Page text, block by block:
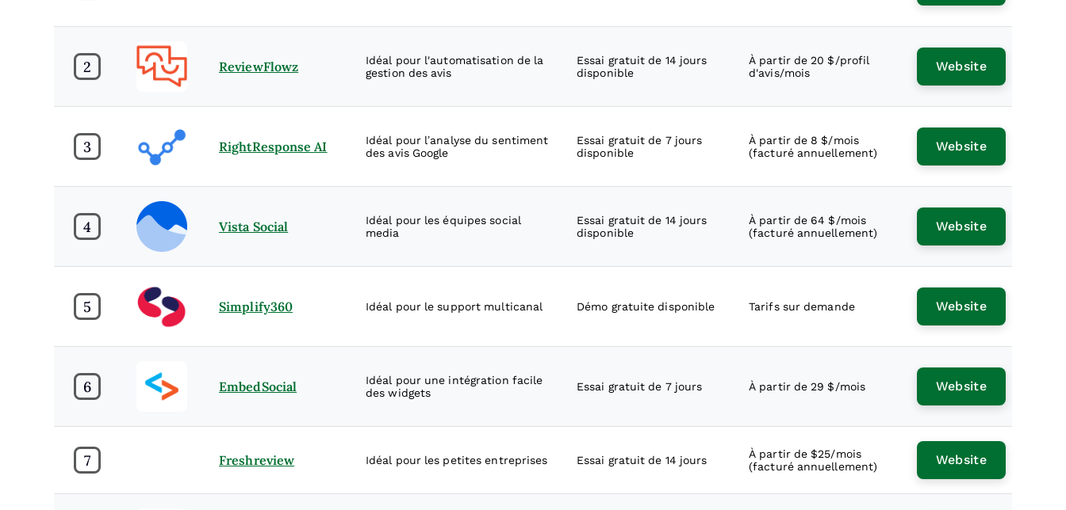
2 ReviewFlowz
Idéal pour l'automatisation de la
gestion des avis
Essai gratuit de 14 jours
disponible
À partir de 20 $/profil
d'avis/mois
Website
3 RightResponse AI
Idéal pour l’analyse du sentiment
des avis Google
Essai gratuit de 7 jours
disponible
À partir de 8 $/mois
(facturé annuellement)
Website
4 Vista Social
Idéal pour les équipes social
media
Essai gratuit de 14 jours
disponible
À partir de 64 $/mois
(facturé annuellement)
Website
5 Simplify360 Idéal pour le support multicanal Démo gratuite disponible Tarifs sur demande Website
6 EmbedSocial
Idéal pour une intégration facile
des widgets
Essai gratuit de 7 jours À partir de 29 $/mois Website
7 Freshreview Idéal pour les petites entreprises Essai gratuit de 14 jours
À partir de $25/mois
(facturé annuellement)
Website